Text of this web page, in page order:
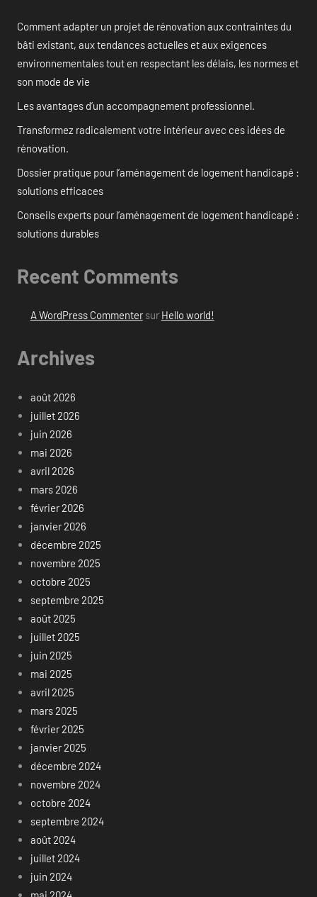
Comment adapter un projet de rénovation aux contraintes du
bâti existant, aux tendances actuelles et aux exigences
environnementales tout en respectant les délais, les normes et
son mode de vie
Les avantages d’un accompagnement professionnel.
Transformez radicalement votre intérieur avec ces idées de
rénovation.
Dossier pratique pour l’aménagement de logement handicapé :
solutions efficaces
Conseils experts pour l’aménagement de logement handicapé :
solutions durables
Recent Comments
A WordPress Commentersur Hello world!
Archives
août 2026
juillet 2026
juin 2026
mai 2026
avril 2026
mars 2026
février 2026
janvier 2026
décembre 2025
novembre 2025
octobre 2025
septembre 2025
août 2025
juillet 2025
juin 2025
mai 2025
avril 2025
mars 2025
février 2025
janvier 2025
décembre 2024
novembre 2024
octobre 2024
septembre 2024
août 2024
juillet 2024
juin 2024